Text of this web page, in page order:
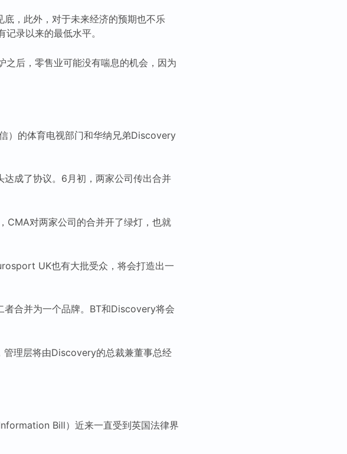
，此外，对于未来经济的预期也不乐
录以来的最低水平。
之后，零售业可能没有喘息的机会，因为
）的体育电视部门和华纳兄弟Discovery
成了协议。6月初，两家公司传出合并
CMA对两家公司的合并开了绿灯，也就
UK也有大批受众，将会打造出一
者合并为一个品牌。BT和Discovery将会
理层将由Discovery的总裁兼董事总经
Bill）近来一直受到英国法律界